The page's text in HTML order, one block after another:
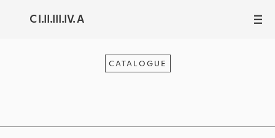
C I.II.III.IV. A III
CATALOGUE